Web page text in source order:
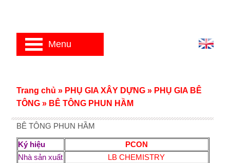
BÊ TÔNG PHUN HẦM
Ký hiệu
PCON
Nhà sản xuất
LB CHEMISTRY
Trang chủ » PHỤ GIA XÂY DỰNG » PHỤ GIA BÊ
TÔNG » BÊ TÔNG PHUN HẦM
Menu